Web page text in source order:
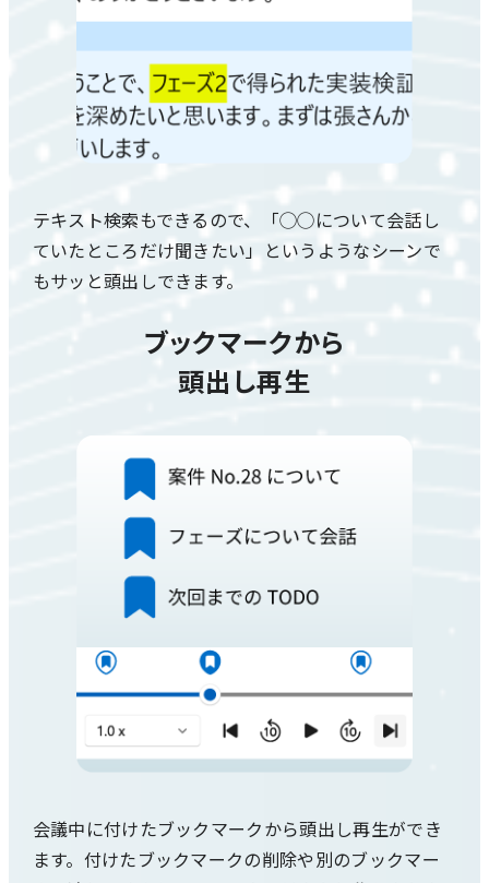
テキスト検索もできるので、「◯◯について会話し
ていたところだけ聞きたい」というようなシーンで
もサッと頭出しできます。
ブックマークから
頭出し再生
会議中に付けたブックマークから頭出し再生ができ
ます。付けたブックマークの削除や別のブックマー